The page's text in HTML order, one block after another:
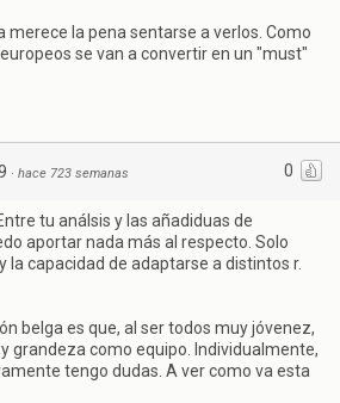
merece la pena sentarse a verlos. Como
se van a convertir en un "must"
0
· hace 723 semanas
tu análsis y las añadiduas de
aportar nada más al respecto. Solo
la capacidad de adaptarse a distintos r.
belga es que, al ser todos muy jóvenez,
grandeza como equipo. Individualmente,
tengo dudas. A ver como va esta